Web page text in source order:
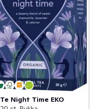
Te Night Time EKO